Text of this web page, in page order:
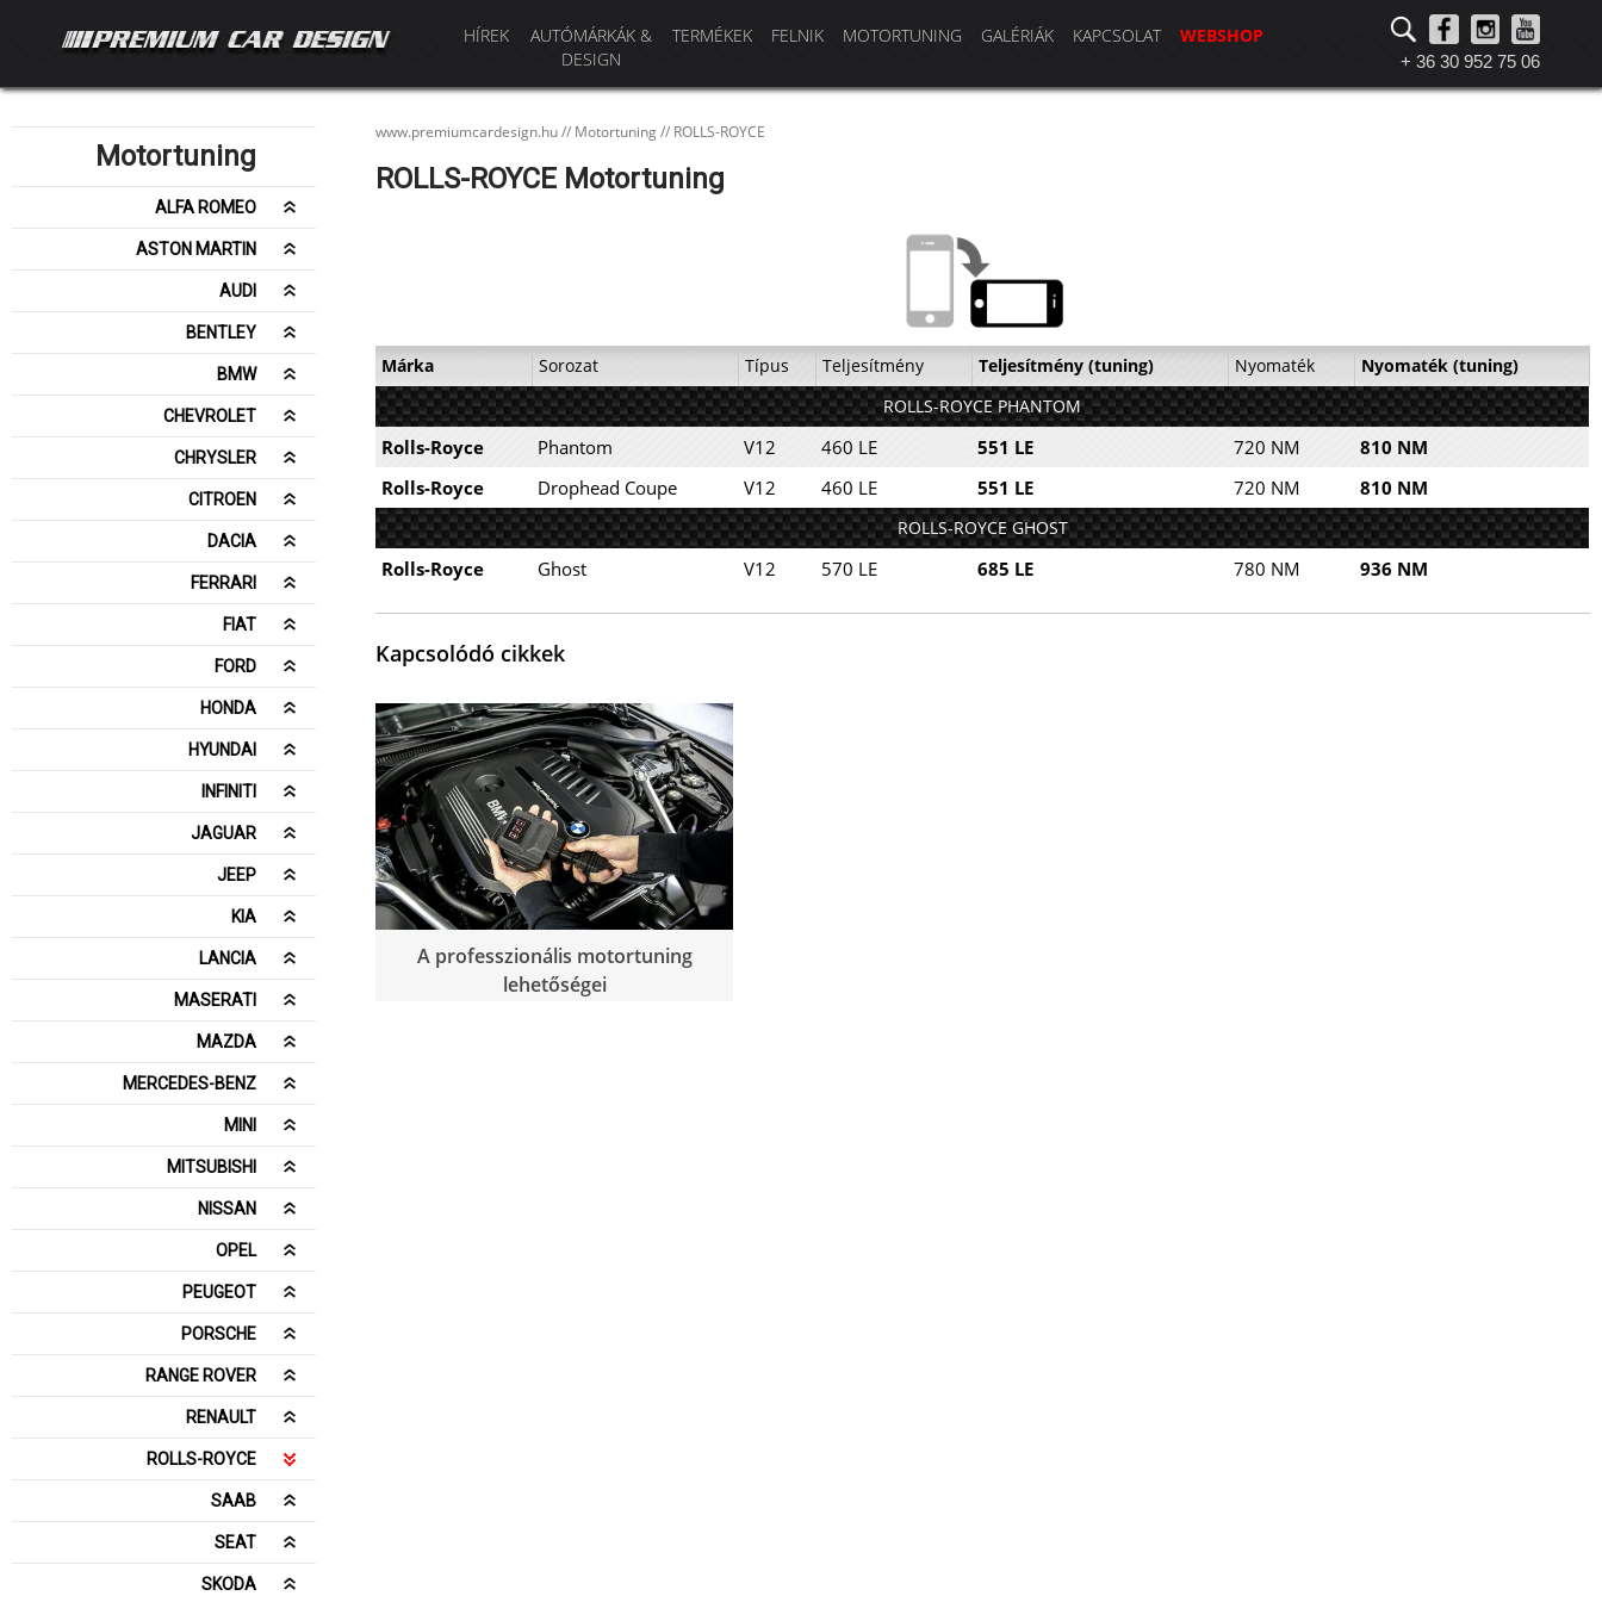
HÍREK
AUTÓMÁRKÁK &
DESIGN
TERMÉKEK FELNIK MOTORTUNING GALÉRIÁK KAPCSOLAT WEBSHOP
+ 36 30 952 75 06
Motortuning
ALFA ROMEO
ASTON MARTIN
AUDI
BENTLEY
BMW
CHEVROLET
CHRYSLER
CITROEN
DACIA
FERRARI
FIAT
FORD
HONDA
HYUNDAI
INFINITI
JAGUAR
JEEP
KIA
LANCIA
MASERATI
MAZDA
MERCEDES-BENZ
MINI
MITSUBISHI
NISSAN
OPEL
PEUGEOT
PORSCHE
RANGE ROVER
RENAULT
ROLLS-ROYCE
SAAB
SEAT
SKODA
www.premiumcardesign.hu// Motortuning// ROLLS-ROYCE
ROLLS-ROYCE Motortuning
Márka Sorozat Típus Teljesítmény Teljesítmény (tuning) Nyomaték
Nyomaték (tuning)
ROLLS-ROYCE PHANTOM
Rolls-Royce Phantom V12 460 LE 551 LE 720 NM
810 NM
Rolls-Royce
Drophead Coupe V12 460 LE 551 LE 720 NM 810 NM
ROLLS-ROYCE GHOST
Rolls-Royce Ghost V12 570 LE 685 LE 780 NM 936 NM
Kapcsolódó cikkek
A professzionális motortuning
lehetőségei